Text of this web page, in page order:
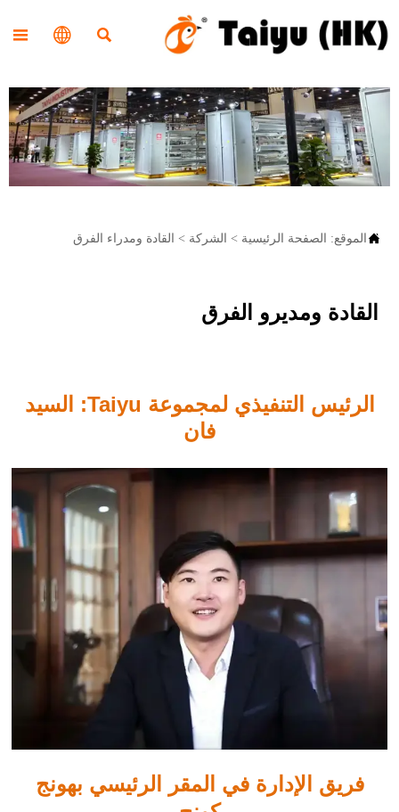



 الموقع: الصفحة الرئيسية > الشركة > القادة ومدراء الفرق
القادة ومديرو الفرق
الرئيس التنفيذي لمجموعة Taiyu: السيد
فان
فريق الإدارة في المقر الرئيسي بهونج